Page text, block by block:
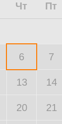
Чт Пт
6 7
13 14
20 21